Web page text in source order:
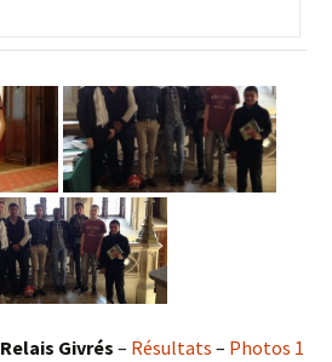
Relais Givrés – Résultats – Photos 1